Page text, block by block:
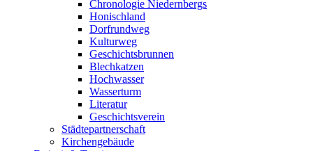
Chronologie Niedernbergs
Honischland
Dorfrundweg
Kulturweg
Geschichtsbrunnen
Blechkatzen
Hochwasser
Wasserturm
Literatur
Geschichtsverein
Städtepartnerschaft
Kirchengebäude